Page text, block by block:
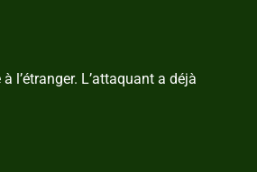
l’étranger. L’attaquant a déjà